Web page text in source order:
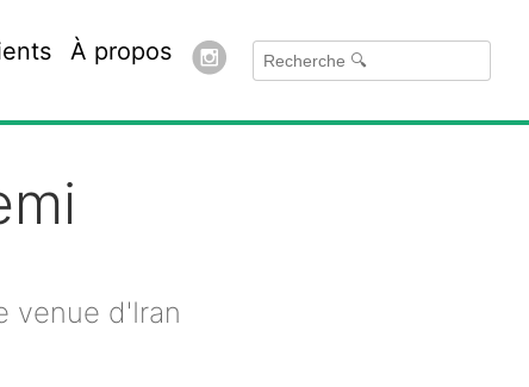
À propos
venue d'Iran